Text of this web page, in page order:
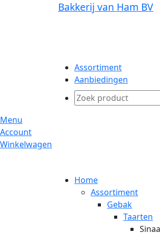
Bakkerij van Ham BV
Assortiment
Aanbiedingen
Menu
Account
Winkelwagen
Home
Assortiment
Gebak
Taarten